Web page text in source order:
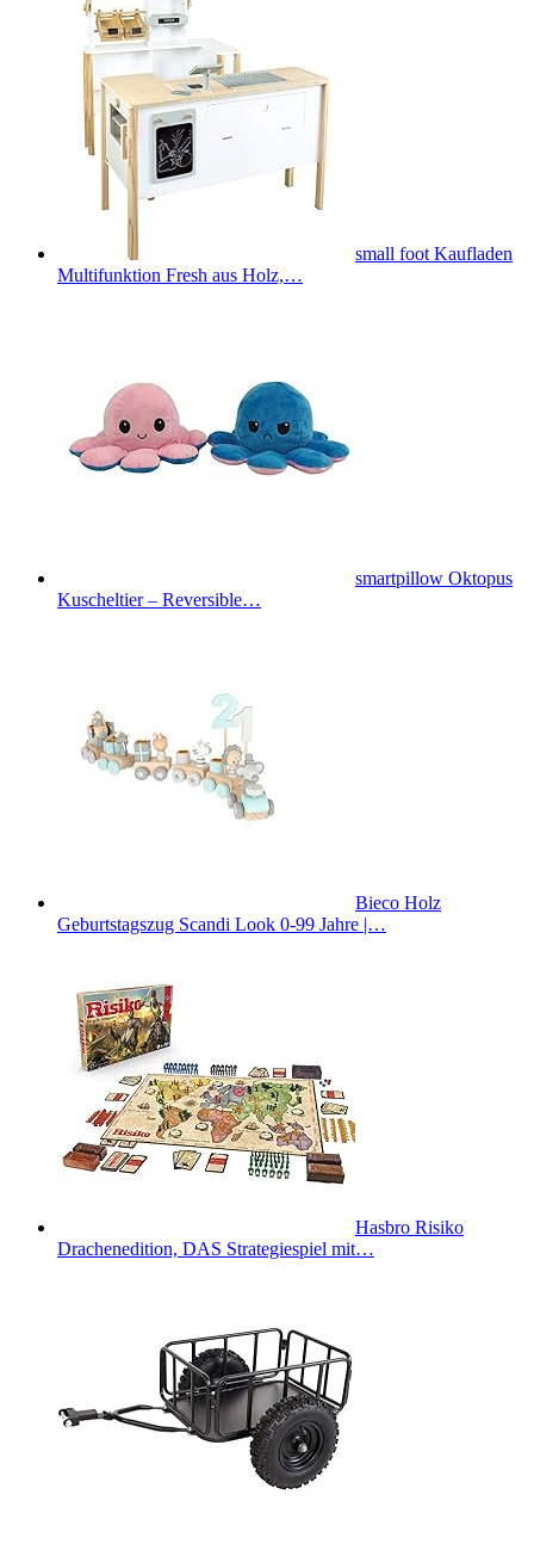
small foot Kaufladen
Multifunktion Fresh aus Holz,…
smartpillow Oktopus
Kuscheltier – Reversible…
Bieco Holz
Geburtstagszug Scandi Look 0-99 Jahre |…
Hasbro Risiko
Drachenedition, DAS Strategiespiel mit…